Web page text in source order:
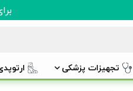
تجهیزات پزشکی